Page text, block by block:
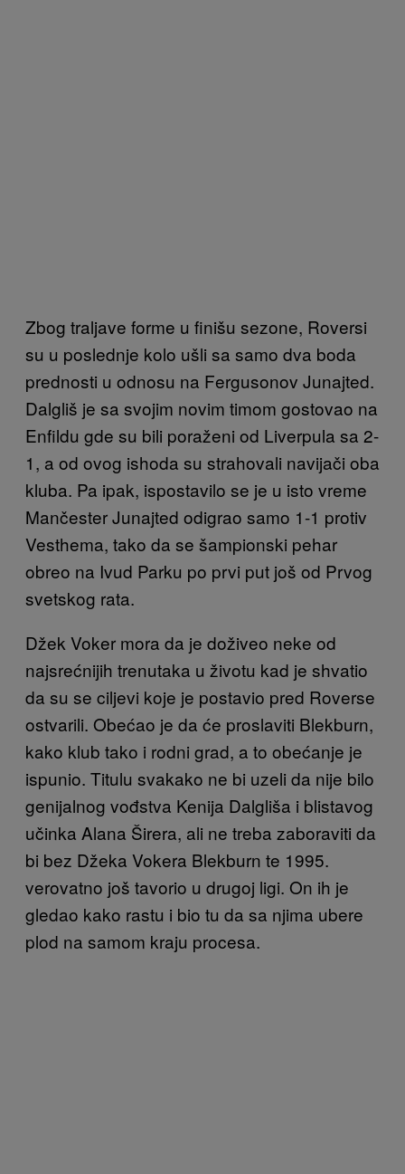
Zbog traljave forme u finišu sezone, Roversi
su u poslednje kolo ušli sa samo dva boda
prednosti u odnosu na Fergusonov Junajted.
Dalgliš je sa svojim novim timom gostovao na
Enfildu gde su bili poraženi od Liverpula sa 2-
1, a od ovog ishoda su strahovali navijači oba
kluba. Pa ipak, ispostavilo se je u isto vreme
Mančester Junajted odigrao samo 1-1 protiv
Vesthema, tako da se šampionski pehar
obreo na Ivud Parku po prvi put još od Prvog
svetskog rata.
Džek Voker mora da je doživeo neke od
najsrećnijih trenutaka u životu kad je shvatio
da su se ciljevi koje je postavio pred Roverse
ostvarili. Obećao je da će proslaviti Blekburn,
kako klub tako i rodni grad, a to obećanje je
ispunio. Titulu svakako ne bi uzeli da nije bilo
genijalnog vođstva Kenija Dalgliša i blistavog
učinka Alana Širera, ali ne treba zaboraviti da
bi bez Džeka Vokera Blekburn te 1995.
verovatno još tavorio u drugoj ligi. On ih je
gledao kako rastu i bio tu da sa njima ubere
plod na samom kraju procesa.